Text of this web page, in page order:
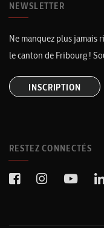
NEWSLETTER
Ne manquez plus jamais
le canton de Fribourg !
INSCRIPTION
RESTEZ CONNECTÉS